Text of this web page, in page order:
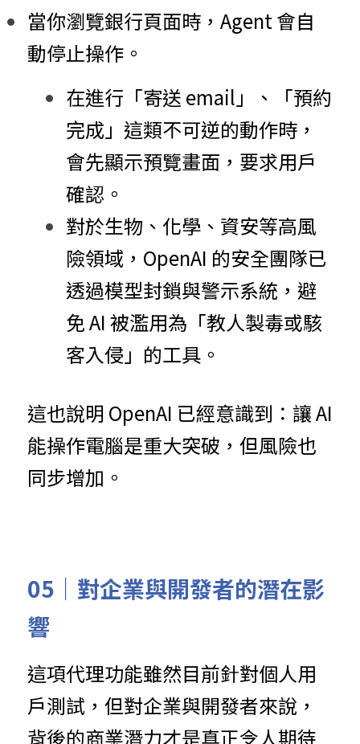
當你瀏覽銀行頁面時，Agent 會自
動停止操作。
在進行「寄送 email」、「預約
完成」這類不可逆的動作時，
會先顯示預覽畫面，要求用戶
確認。
對於生物、化學、資安等高風
險領域，OpenAI 的安全團隊已
透過模型封鎖與警示系統，避
免 AI 被濫用為「教人製毒或駭
客入侵」的工具。
這也說明 OpenAI 已經意識到：讓 AI
能操作電腦是重大突破，但風險也
同步增加。
05｜ 對企業與開發者的潛在影
響
這項代理功能雖然目前針對個人用
戶測試，但對企業與開發者來說，
背後的商業潛力才是真正令人期待